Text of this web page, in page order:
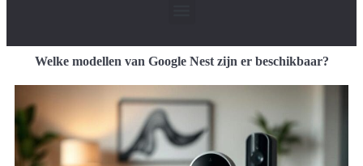
Welke modellen van Google Nest zijn er beschikbaar?